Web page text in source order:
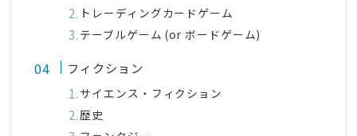
トレーディングカードゲーム
テーブルゲーム (or ボードゲーム)
フィクション
サイエンス・フィクション
歴史